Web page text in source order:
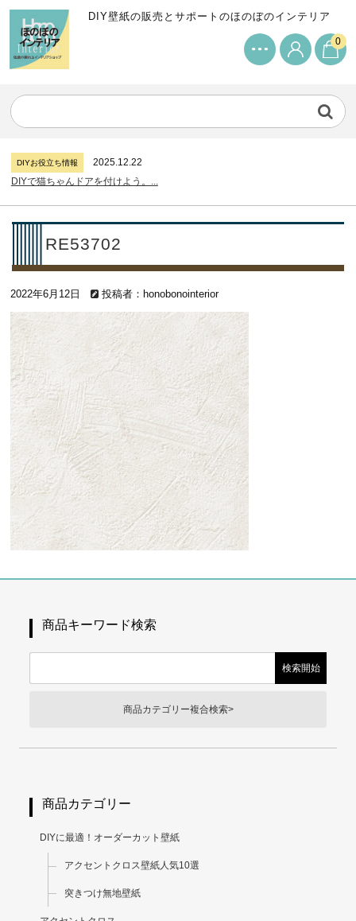
DIY壁紙の販売とサポートのほのぼのインテリア
0
サンゲツリザーブの壁紙について...
DIYお役立ち情報
2026.7.31
DIYお役立ち情報
2025.12.22
DIYで猫ちゃんドアを付けよう。...
DIYお役立ち情報
2026.7.31
2025.12.22
DIYで猫ちゃんドアを付けよう。...
DIYお役立ち情報
2024.7.11
サンゲツリザーブの壁紙について...
RE53702
2022年6月12日 投稿者：honobonointerior
商品キーワード検索
商品カテゴリー複合検索>
商品カテゴリー
DIYに最適！オーダーカット壁紙
アクセントクロス壁紙人気10選
突きつけ無地壁紙